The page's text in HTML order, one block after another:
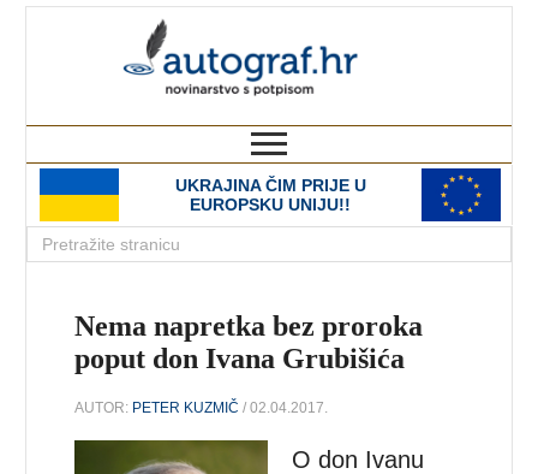
UKRAJINA ČIM PRIJE U
EUROPSKU UNIJU!!
Nema napretka bez proroka
poput don Ivana Grubišića
AUTOR: PETER KUZMIČ / 02.04.2017.
O don Ivanu